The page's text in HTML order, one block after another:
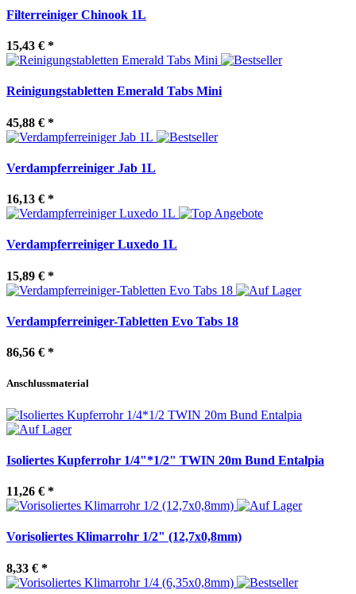
Filterreiniger Chinook 1L
15,43 € *
Reinigungstabletten Emerald Tabs Mini
45,88 € *
Verdampferreiniger Jab 1L
16,13 € *
Verdampferreiniger Luxedo 1L
15,89 € *
Verdampferreiniger-Tabletten Evo Tabs 18
86,56 € *
Anschlussmaterial
Isoliertes Kupferrohr 1/4"*1/2" TWIN 20m Bund Entalpia
11,26 € *
Vorisoliertes Klimarrohr 1/2" (12,7x0,8mm)
8,33 € *